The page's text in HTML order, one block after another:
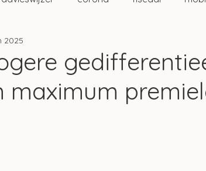
home
maximum
2025